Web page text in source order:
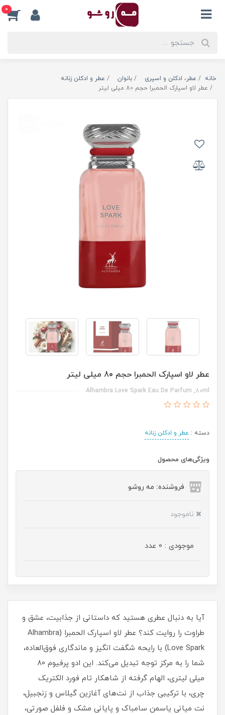
0
خانه عطر، ادکلن و اسپری بانوان
عطر و ادکلن زنانه
عطر لاو اسپارک الحمبرا حجم 80 میلی لیتر
عطر لاو اسپارک الحمبرا حجم 80 میلی لیتر
Alhambra Love Spark Eau De Parfum ,80ml
دسته : عطر و ادکلن زنانه
ویژگی‌های محصول
فروشنده: مه رو‌شو
ناموجود
موجودی : 0 عدد
آیا به دنبال عطری هستید که داستانی از جذابیت، عشق و
طراوت را روایت کند؟ عطر لاو اسپارک الحمبرا (Alhambra
Love Spark) با رایحه شگفت انگیز و ماندگاری فوق‌العاده،
شما را به مرکز توجه تبدیل می‌کند. این ادو پرفیوم 80
میلی لیتری، الهام گرفته از شاهکار تام فورد الکتریک
چری، با ترکیبی جذاب از نت‌های آغازین گیلاس و زنجبیل،
نت میانی یاسمن سامباک و پایانی مشک و فلفل صورتی،